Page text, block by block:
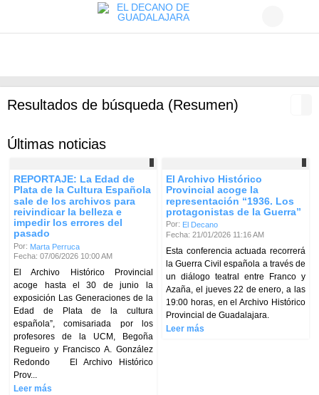
Resultados de búsqueda (Resumen)
Últimas noticias
REPORTAJE: La Edad de
Plata de la Cultura Española
sale de los archivos para
reivindicar la belleza e
impedir los errores del
pasado
Por: Marta Perruca
Fecha: 07/06/2026 10:00 AM
El Archivo Histórico Provincial
acoge hasta el 30 de junio la
exposición Las Generaciones de la
Edad de Plata de la cultura
española”, comisariada por los
profesores de la UCM, Begoña
Regueiro y Francisco A. González
Redondo El Archivo Histórico
Prov...
Leer más
El Archivo Histórico
Provincial acoge la
representación “1936. Los
protagonistas de la Guerra”
Por: El Decano
Fecha: 21/01/2026 11:16 AM
Esta conferencia actuada recorrerá
la Guerra Civil española a través de
un diálogo teatral entre Franco y
Azaña, el jueves 22 de enero, a las
19:00 horas, en el Archivo Histórico
Provincial de Guadalajara.
Leer más